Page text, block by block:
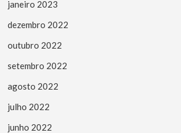
janeiro 2023
dezembro 2022
outubro 2022
setembro 2022
agosto 2022
julho 2022
junho 2022